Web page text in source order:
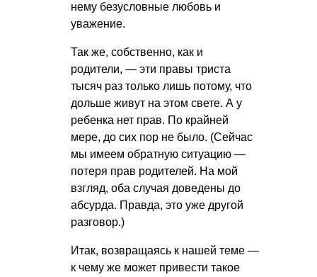
нему безусловные любовь и
уважение.
Так же, собственно, как и
родители, — эти правы триста
тысяч раз только лишь потому, что
дольше живут на этом свете. А у
ребенка нет прав. По крайней
мере, до сих пор не было. (Сейчас
мы имеем обратную ситуацию —
потеря прав родителей. На мой
взгляд, оба случая доведены до
абсурда. Правда, это уже другой
разговор.)
Итак, возвращаясь к нашей теме —
к чему же может привести такое